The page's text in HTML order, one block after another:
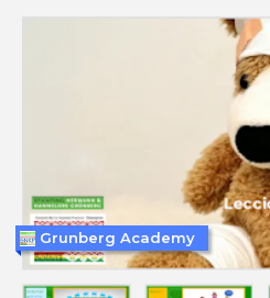
Grunberg Academy